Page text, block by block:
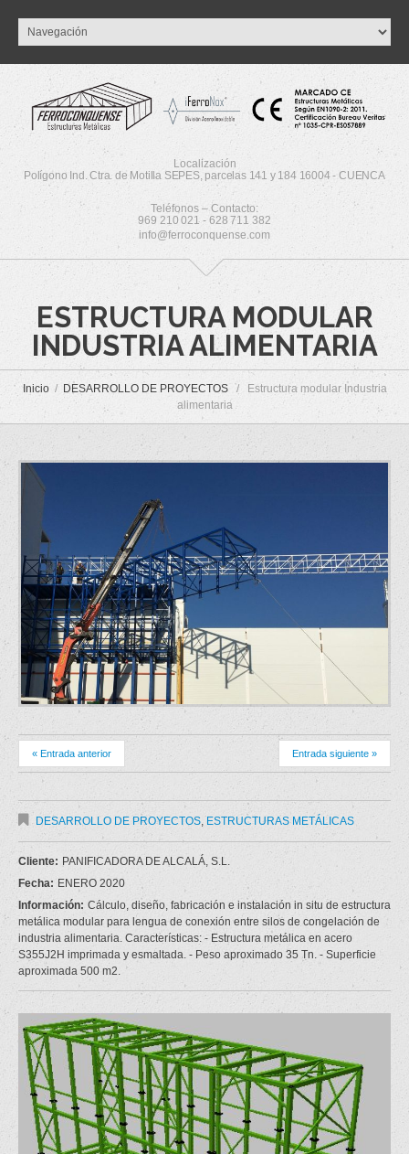
Localización
Polígono Ind. Ctra. de Motilla SEPES, parcelas 141 y 184 16004 - CUENCA
Teléfonos – Contacto:
969 210 021 - 628 711 382
info@ferroconquense.com
ESTRUCTURA MODULAR
INDUSTRIA ALIMENTARIA
Inicio DESARROLLO DE PROYECTOS
Estructura modular Industria
alimentaria
« Entrada anterior Entrada siguiente »
DESARROLLO DE PROYECTOS ,ESTRUCTURAS METÁLICAS
Cliente: PANIFICADORA DE ALCALÁ, S.L.
Fecha: ENERO 2020
Información: Cálculo, diseño, fabricación e instalación in situ de estructura
metálica modular para lengua de conexión entre silos de congelación de
industria alimentaria. Características: - Estructura metálica en acero
S355J2H imprimada y esmaltada. - Peso aproximado 35 Tn. - Superficie
aproximada 500 m2.